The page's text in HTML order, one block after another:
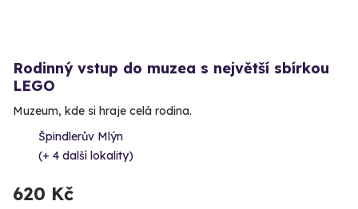
Rodinný vstup do muzea s největší sbírkou
LEGO
Muzeum, kde si hraje celá rodina.
Špindlerův Mlýn
(+ 4 další lokality)
620 Kč